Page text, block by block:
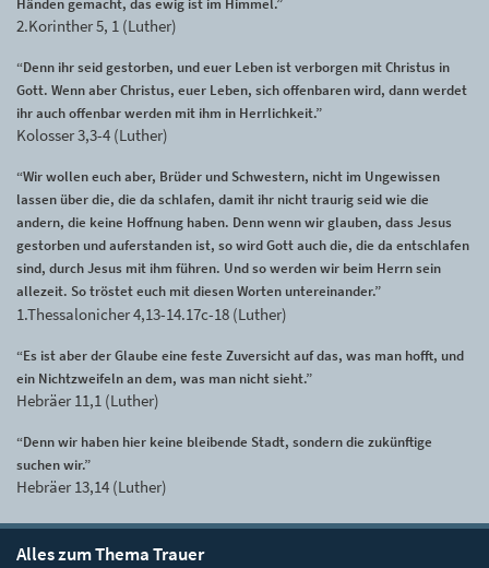
2.Korinther 5, 1 (Luther)
“Denn ihr seid gestorben, und euer Leben ist verborgen mit Christus in
Gott. Wenn aber Christus, euer Leben, sich offenbaren wird, dann werdet
ihr auch offenbar werden mit ihm in Herrlichkeit.”
Kolosser 3,3-4 (Luther)
“Wir wollen euch aber, Brüder und Schwestern, nicht im Ungewissen
lassen über die, die da schlafen, damit ihr nicht traurig seid wie die
andern, die keine Hoffnung haben. Denn wenn wir glauben, dass Jesus
gestorben und auferstanden ist, so wird Gott auch die, die da entschlafen
sind, durch Jesus mit ihm führen. Und so werden wir beim Herrn sein
allezeit. So tröstet euch mit diesen Worten untereinander.”
1.Thessalonicher 4,13-14.17c-18 (Luther)
“Es ist aber der Glaube eine feste Zuversicht auf das, was man hofft, und
ein Nichtzweifeln an dem, was man nicht sieht.”
Hebräer 11,1 (Luther)
“Denn wir haben hier keine bleibende Stadt, sondern die zukünftige
suchen wir.”
Hebräer 13,14 (Luther)
Alles zum Thema Trauer